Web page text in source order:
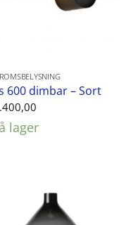
600 dimbar – Sort
lager